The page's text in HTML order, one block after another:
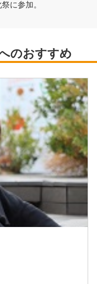
に参加。